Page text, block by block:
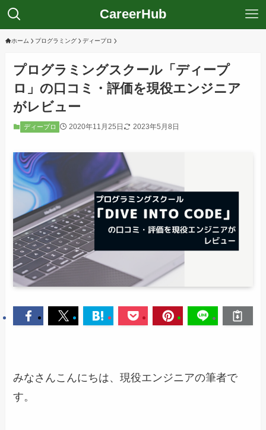
CareerHub
ホーム プログラミング ディープロ
プログラミングスクール「ディープ
ロ」の口コミ・評価を現役エンジニア
がレビュー
ディープロ 2020年11月25日 2023年5月8日
みなさんこんにちは、現役エンジニアの筆者で
す。